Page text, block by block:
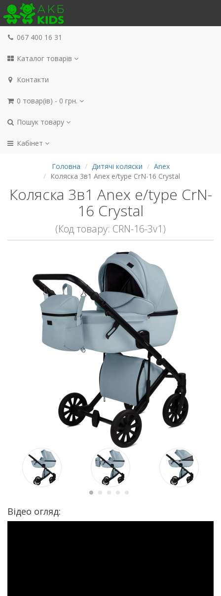
067 400 16 31
Каталог товарів
Контакти
0 товар(ів) - 0 грн.
Пошук товару
Кабінет
Головна Дитячі коляски
Anex
Коляска 3в1 Anex e/type CrN-16 Crystal
Коляска 3в1 Anex e/type CrN-
16 Crystal
(Код товару: CRN-16-3v1)
Відео огляд: